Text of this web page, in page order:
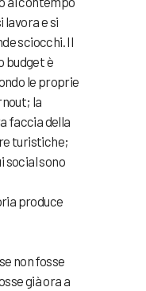
lavora e si
sciocchi. Il
budget è
le proprie
la
faccia della
turistiche;
social sono
produce
non fosse
già ora a